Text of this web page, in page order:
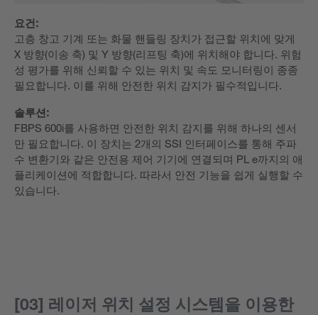
요건:
고층 창고 기계 또는 화물 핸들링 장치가 접근할 위치에 맞게
X 방향(이송 축) 및 Y 방향(리프팅 축)에 위치해야 합니다. 위험
성 평가를 위해 신뢰할 수 있는 위치 및 속도 모니터링이 종종
필요합니다. 이를 위해 안전한 위치 감지가 필수적입니다.
솔루션:
FBPS 600i를 사용하면 안전한 위치 감지를 위해 하나의 센서
만 필요합니다. 이 장치는 2개의 SSI 인터페이스를 통해 주파
수 변환기와 같은 안전용 제어 기기에 연결되며 PL e까지의 애
플리케이션에 적합합니다. 따라서 안전 기능을 쉽게 실행할 수
있습니다.
[03] 레이저 위치 설정 시스템을 이용한